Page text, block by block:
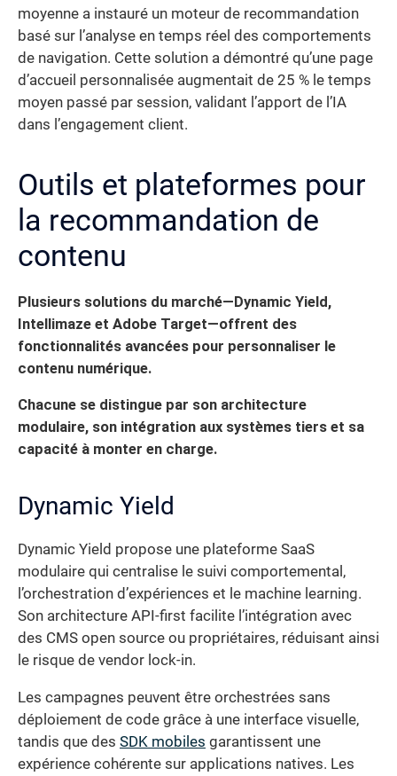
moyenne a instauré un moteur de recommandation
basé sur l’analyse en temps réel des comportements
de navigation. Cette solution a démontré qu’une page
d’accueil personnalisée augmentait de 25 % le temps
moyen passé par session, validant l’apport de l’IA
dans l’engagement client.
Outils et plateformes pour
la recommandation de
contenu
Plusieurs solutions du marché—Dynamic Yield,
Intellimaze et Adobe Target—offrent des
fonctionnalités avancées pour personnaliser le
contenu numérique.
Chacune se distingue par son architecture
modulaire, son intégration aux systèmes tiers et sa
capacité à monter en charge.
Dynamic Yield
Dynamic Yield propose une plateforme SaaS
modulaire qui centralise le suivi comportemental,
l’orchestration d’expériences et le machine learning.
Son architecture API-first facilite l’intégration avec
des CMS open source ou propriétaires, réduisant ainsi
le risque de vendor lock-in.
Les campagnes peuvent être orchestrées sans
déploiement de code grâce à une interface visuelle,
tandis que des SDK mobiles garantissent une
expérience cohérente sur applications natives. Les